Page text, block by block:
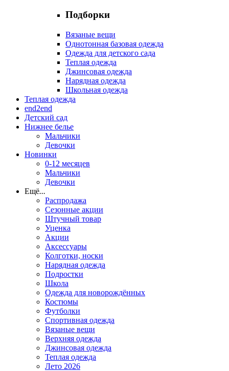
Подборки
Вязаные вещи
Однотонная базовая одежда
Одежда для детского сада
Теплая одежда
Джинсовая одежда
Нарядная одежда
Школьная одежда
Теплая одежда
end2end
Детский сад
Нижнее белье
Мальчики
Девочки
Новинки
0-12 месяцев
Мальчики
Девочки
Ещё...
Распродажа
Сезонные акции
Штучный товар
Уценка
Акции
Аксессуары
Колготки, носки
Нарядная одежда
Подростки
Школа
Одежда для новорождённых
Костюмы
Футболки
Спортивная одежда
Вязаные вещи
Верхняя одежда
Джинсовая одежда
Теплая одежда
Лето 2026